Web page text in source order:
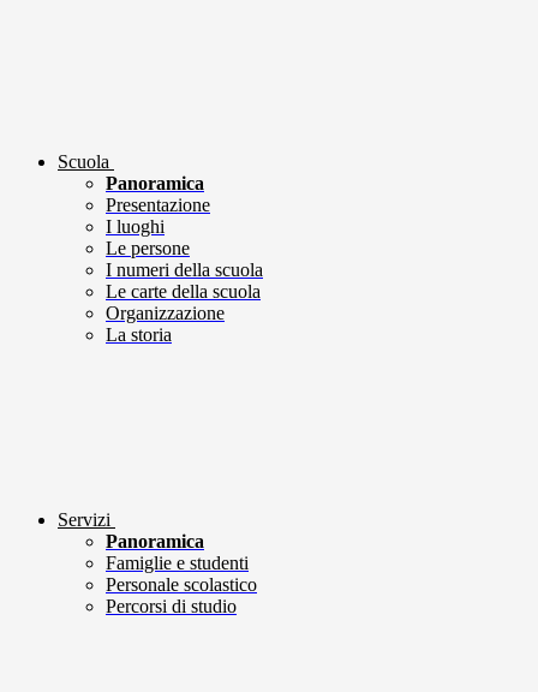
Scuola
Panoramica
Presentazione
I luoghi
Le persone
I numeri della scuola
Le carte della scuola
Organizzazione
La storia
Servizi
Panoramica
Famiglie e studenti
Personale scolastico
Percorsi di studio